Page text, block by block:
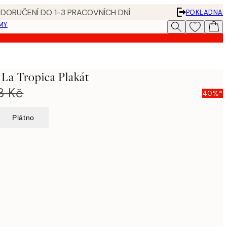
DO 1-3 PRACOVNÍCH DNÍ
POKLADNA
Tropica Plakát
Kč 40%*
Plátno